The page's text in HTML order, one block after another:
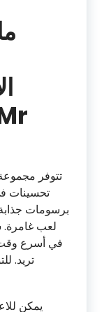
تتوفر مجموعة
تحسينات
برسومات
لعب غامرة.
في أسرع وقت
تريد.
يمكن